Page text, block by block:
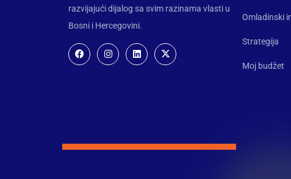
razvijajući dijalog sa svim razinama vlasti u
Bosni i Hercegovini.
Omladinski
Strategija
Moj budžet